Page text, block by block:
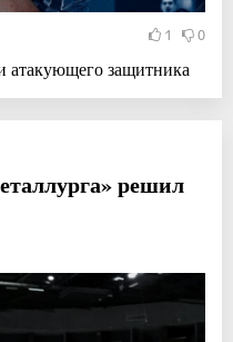
1 0
атакующего защитника
решил